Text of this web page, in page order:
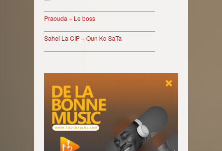
Praouda – Le boss
Sahel La CIP – Oun Ko SaTa